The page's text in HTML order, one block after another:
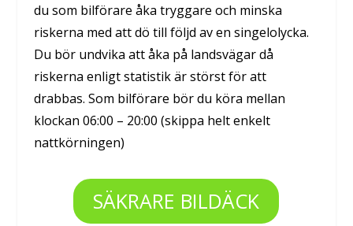
du som bilförare åka tryggare och minska
riskerna med att dö till följd av en singelolycka.
Du bör undvika att åka på landsvägar då
riskerna enligt statistik är störst för att
drabbas. Som bilförare bör du köra mellan
klockan 06:00 – 20:00 (skippa helt enkelt
nattkörningen)
SÄKRARE BILDÄCK